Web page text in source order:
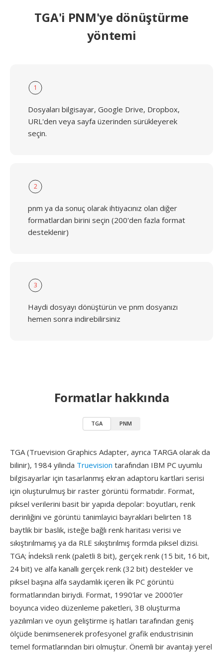
TGA'i PNM'ye dönüştürme
yöntemi
1
Dosyaları bilgisayar, Google Drive, Dropbox,
URL'den veya sayfa üzerinden sürükleyerek
seçin.
2
pnm ya da sonuç olarak ihtiyacınız olan diğer
formatlardan birini seçin (200'den fazla format
desteklenir)
3
Haydi dosyayı dönüştürün ve pnm dosyanızı
hemen sonra indirebilirsiniz
Formatlar hakkında
TGA PNM
TGA (Truevision Graphics Adapter, ayrıca TARGA olarak da
bilinir), 1984 yilinda Truevision tarafından IBM PC uyumlu
bilgisayarlar için tasarlanmış ekran adaptoru kartlari serisi
için oluşturulmuş bir raster görüntü formatıdır. Format,
piksel verilerini basit bir yapıda depolar: boyutları, renk
derinliğini ve görüntü tanimlayici bayraklari belirten 18
baytlik bir baslik, isteğe bağlı renk haritası verisi ve
sıkıştırılmamış ya da RLE sıkıştırılmış formda piksel dizisi.
TGA; i̇ndeksli renk (paletli 8 bit), gerçek renk (15 bit, 16 bit,
24 bit) ve alfa kanallı gerçek renk (32 bit) destekler ve
piksel başına alfa saydamlık içeren i̇lk PC görüntü
formatlarından biriydi. Format, 1990'lar ve 2000'ler
boyunca video düzenleme paketleri, 3B oluşturma
yazılımları ve oyun geliştirme iş hatları tarafından geniş
ölçüde benimsenerek profesyonel grafik endustrisinin
temel formatlarından biri olmuştur. Önemli bir avantajı yerel